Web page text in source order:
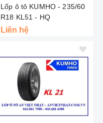
Lốp ô tô KUMHO - 235/60
R18 KL51 - HQ
Liên hệ